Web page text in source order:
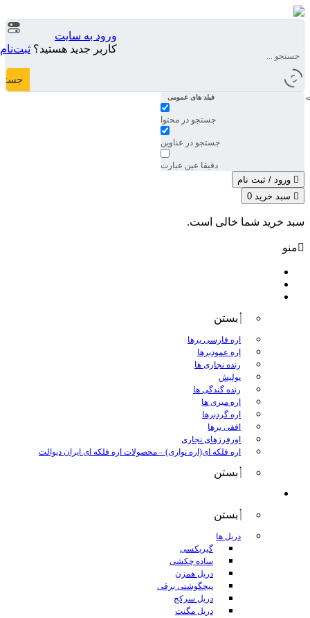
فیلد های عمومی
جستجو در محتوا
جستجو در عناوین
دقیقا عین عبارت
ورود به سایت
کاربر جدید هستید؟ ثبت‌نام
سبد خرید 0
سبد خرید شما خالی است.
منو
بستن
اره فارسی برها
اره عمودبرها
رنده نجاری ها
پولیش
رنده گندگی ها
اره میزی ها
اره گردبرها
افقی برها
اورفرزهای نجاری
اره فلکه ای(اره نواری) – محصولات اره فلکه ای ایران دیوالت
بستن
بستن
دریل ها
گیربکسی
ساده چکشی
دریل همزن
پیچگوشتی برقی
دریل سرکج
دریل مگنت